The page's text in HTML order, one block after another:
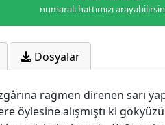
numaralı hattımızı
Dosyalar
rağmen direnen sarı
öylesine alışmıştı ki